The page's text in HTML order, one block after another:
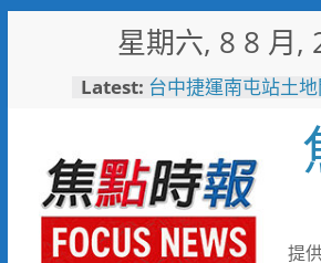
星期六, 8 8 月,
Latest: 台中捷運南屯站土
新地標實現軌道經濟
警友辦事處大力相
送上「父親節」暖
守望相助的暖心守
聯手破門化解獨居
歡慶父親節！《台
提